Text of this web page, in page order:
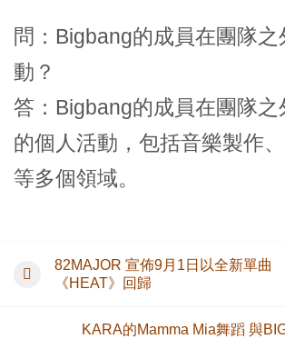
問：Bigbang的成員在團隊
動？
答：Bigbang的成員在團隊之
的個人活動，包括音樂製作
等多個領域。
82MAJOR 宣佈9月1日以全新單曲
《HEAT》回歸
KARA的Mamma Mia舞蹈 與